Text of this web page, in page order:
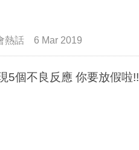
熱話 6 Mar 2019
5個不良反應 你要放假啦!!